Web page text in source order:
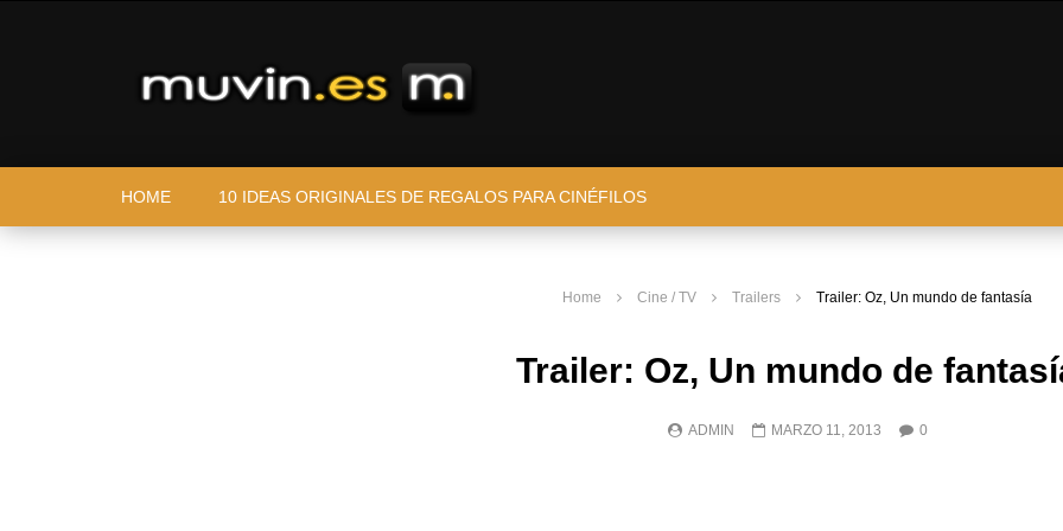
HOME 10 IDEAS ORIGINALES DE REGALOS PARA CINÉFILOS
Home Cine / TV Trailers Trailer: Oz, Un mundo de fantasía
Trailer: Oz, Un mundo de
ADMIN MARZO 11, 2013 0